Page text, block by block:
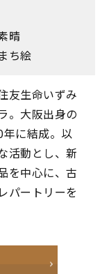
晴
ち絵
友生命いずみ
。大阪出身の
に結成。以
活動とし、新
を中心に、古
パートリーを